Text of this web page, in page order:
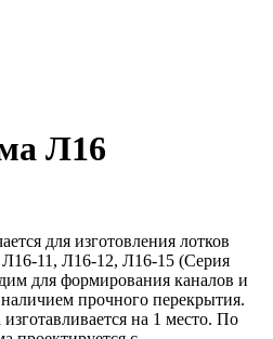
Л16
для изготовления лотков
11, Л16-12, Л16-15 (Серия
для формирования каналов и
прочного перекрытия.
на 1 место. По